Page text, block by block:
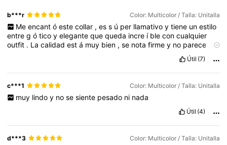
b***r Color: Multicolor / Talla: Unitalla
Me encant ó este collar , es s ú per llamativo y tiene un estilo
entregóticoyelegantequequeda incre í bleconcualquier
outfit . Lacalidadestá muy bien ,se notafirmey no parece
limpio
lafoto,
inclusomásbrillanteenpersona.Elmaterialesmetálicocon
piedritas rojas que
largo c ómodoque alusarlo.
Útil (7)
c***1 Color: Multicolor / Talla: Unitalla
muy lindo y no se siente pesado ni nada
Útil (4)
d***3 Color: Multicolor / Talla: Unitalla